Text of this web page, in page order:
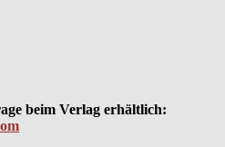
beim Verlag erhältlich: